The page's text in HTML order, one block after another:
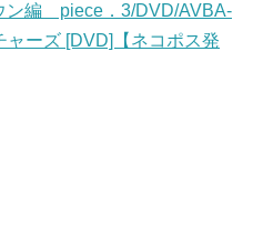
編 piece．3/DVD/AVBA-
ャーズ [DVD]【ネコポス発